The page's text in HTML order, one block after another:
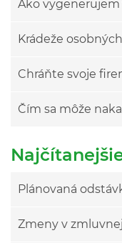
Ako vygenerujem
Krádeže
Chráňte svoje
Čím sa môže
Plánovaná
Zmeny v